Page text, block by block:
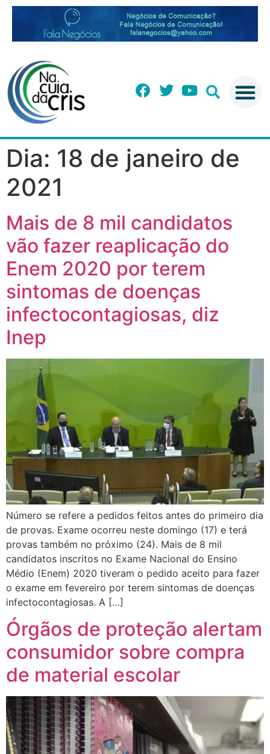
Dia: 18 de janeiro de
2021
Mais de 8 mil candidatos
vão fazer reaplicação do
Enem 2020 por terem
sintomas de doenças
infectocontagiosas, diz
Inep
Número se refere a pedidos feitos antes do primeiro dia
de provas. Exame ocorreu neste domingo (17) e terá
provas também no próximo (24). Mais de 8 mil
candidatos inscritos no Exame Nacional do Ensino
Médio (Enem) 2020 tiveram o pedido aceito para fazer
o exame em fevereiro por terem sintomas de doenças
infectocontagiosas. A […]
Órgãos de proteção alertam
consumidor sobre compra
de material escolar